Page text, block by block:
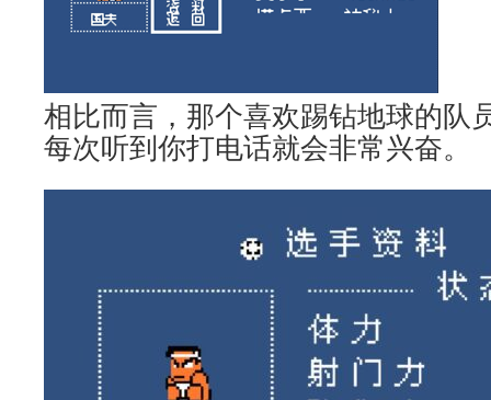
相比而言，那个喜欢踢钻地球的队
每次听到你打电话就会非常兴奋。